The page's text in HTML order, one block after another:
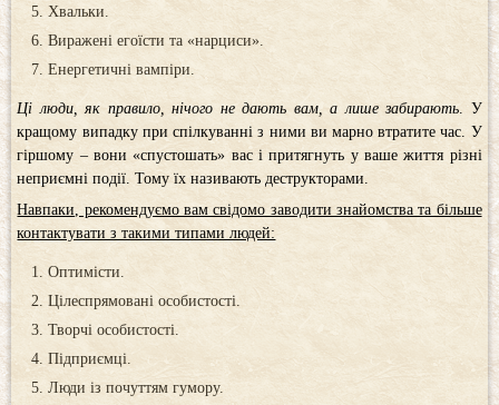
Хвальки.
Виражені егоїсти та «нарциси».
Енергетичні вампіри.
Ці люди, як правило, нічого не дають вам, а лише забирають. У
кращому випадку при спілкуванні з ними ви марно втратите час. У
гіршому – вони «спустошать» вас і притягнуть у ваше життя різні
неприємні події. Тому їх називають деструкторами.
Навпаки, рекомендуємо вам свідомо заводити знайомства та більше
контактувати з такими типами людей:
Оптимісти.
Цілеспрямовані особистості.
Творчі особистості.
Підприємці.
Люди із почуттям гумору.